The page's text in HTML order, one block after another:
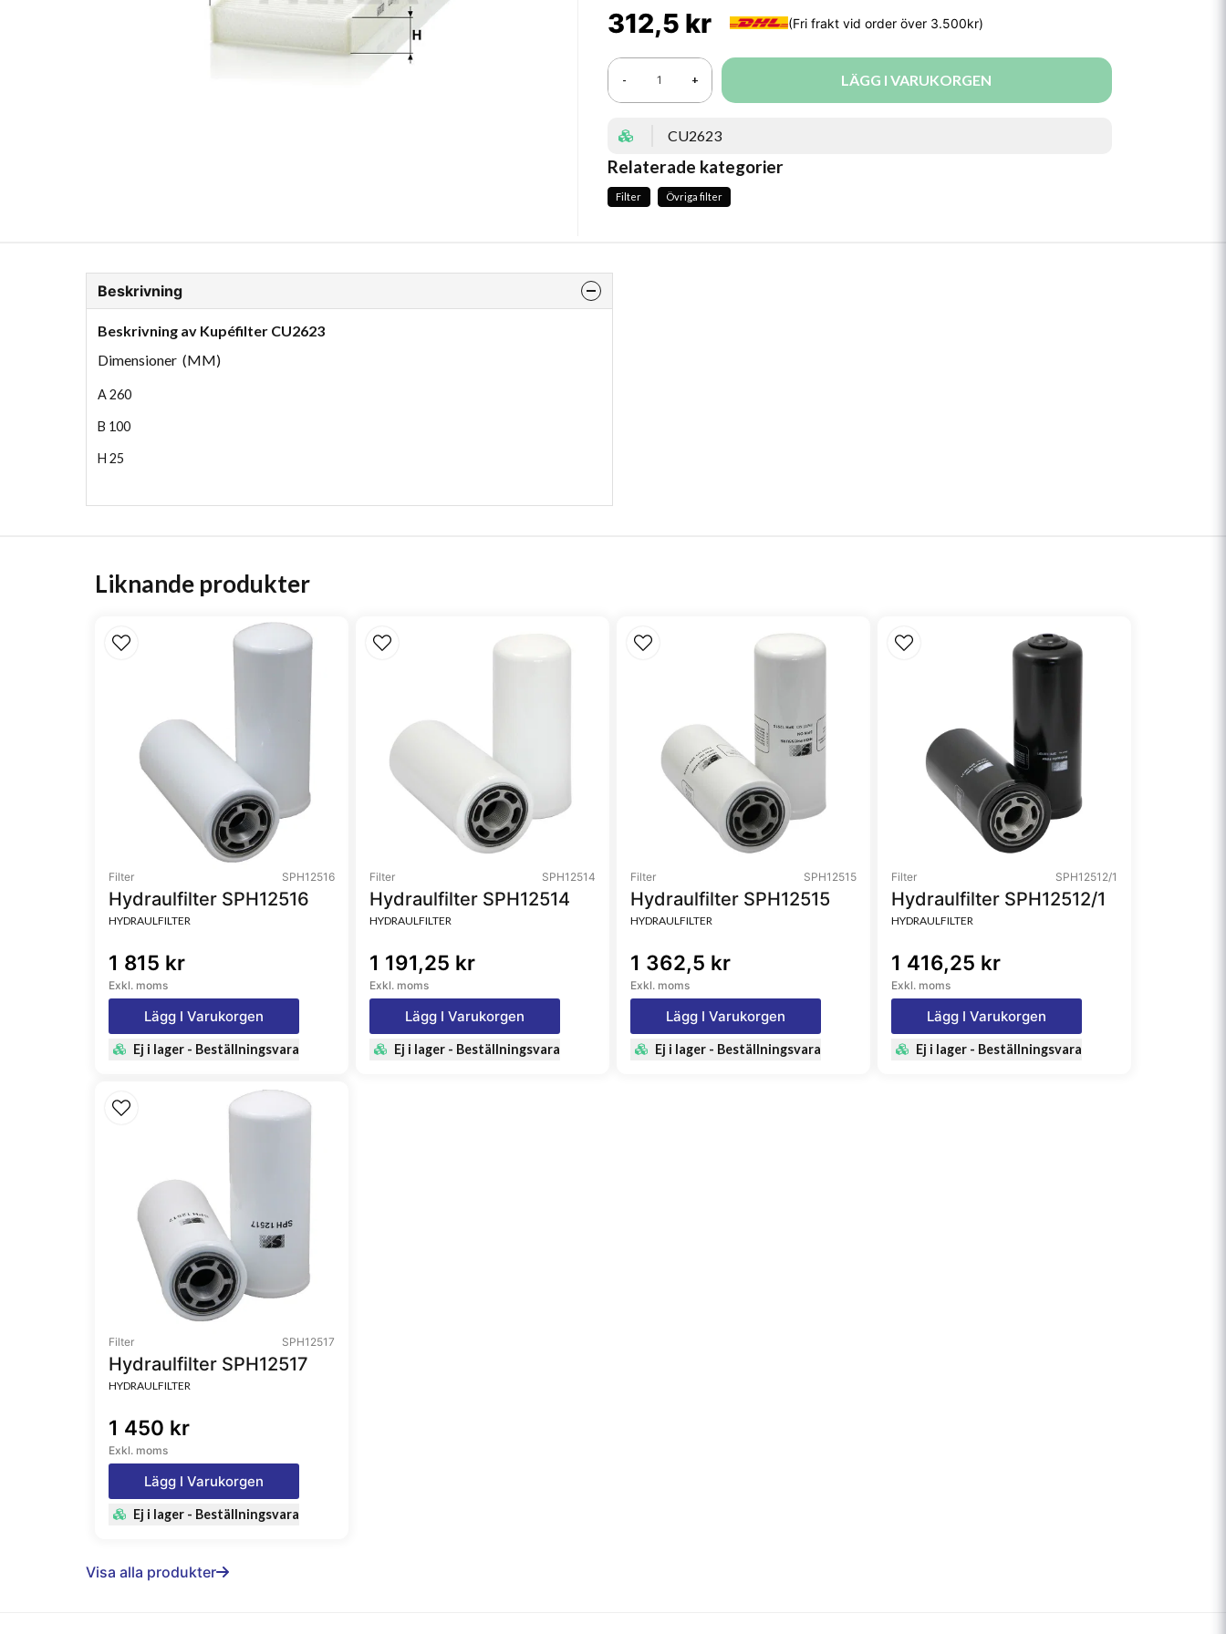
Motorolja tunga fordon
312,5 kr
- + LÄGG I VARUKORGEN
CU2623
Relaterade kategorier
Filter Övriga filter
Beskrivning
Beskrivning av Kupéfilter CU2623
Dimensioner (MM)
A260
B 100
H 25
Liknande produkter
Filter SPH12516
Hydraulfilter SPH12516
HYDRAULFILTER
1 815 kr
Exkl. moms
Lägg I Varukorgen
Ej i lager - Beställningsvara
Filter SPH12514
Hydraulfilter SPH12514
HYDRAULFILTER
1 191,25 kr
Exkl. moms
Lägg I Varukorgen
Ej i lager - Beställningsvara
Filter SPH12515
Hydraulfilter SPH12515
HYDRAULFILTER
1 362,5 kr
Exkl. moms
Lägg I Varukorgen
Ej i lager - Beställningsvara
Filter SPH12512/1
Hydraulfilter SPH12512/1
HYDRAULFILTER
1 416,25 kr
Exkl. moms
Lägg I Varukorgen
Ej i lager - Beställningsvara
Filter SPH12517
Hydraulfilter SPH12517
HYDRAULFILTER
1 450 kr
Exkl. moms
Lägg I Varukorgen
Ej i lager - Beställningsvara
Visa alla produkter